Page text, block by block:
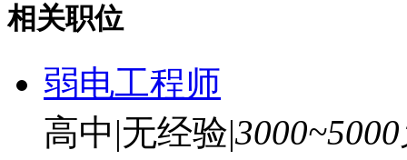
相关职位
弱电工程师
高中|无经验|